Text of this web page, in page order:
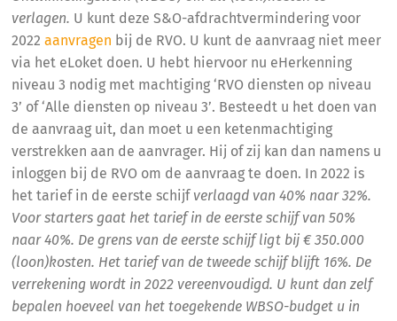
verlagen. U kunt deze S&O-afdrachtvermindering voor
2022aanvragen bij de RVO. U kunt de aanvraag niet meer
via het eLoket doen. U hebt hiervoor nu eHerkenning
niveau 3 nodig met machtiging ‘RVO diensten op niveau
3’ of ‘Alle diensten op niveau 3’. Besteedt u het doen van
de aanvraag uit, dan moet u een ketenmachtiging
verstrekken aan de aanvrager. Hij of zij kan dan namens u
inloggen bij de RVO om de aanvraag te doen. In 2022 is
het tarief in de eerste schijf verlaagd van 40% naar 32%.
Voor starters gaat het tarief in de eerste schijf van 50%
naar 40%. De grens van de eerste schijf ligt bij € 350.000
(loon)kosten. Het tarief van de tweede schijf blijft 16%. De
verrekening wordt in 2022 vereenvoudigd. U kunt dan zelf
bepalen hoeveel van het toegekende WBSO-budget u in